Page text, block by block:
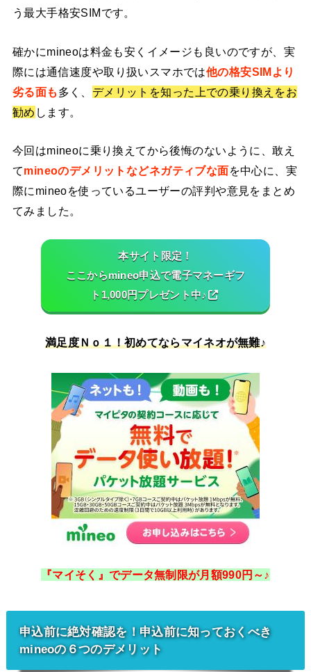
う最大手格安SIMです。
確かにmineoは料金も安くイメージも良いのですが、実
際には通信速度や取り扱いスマホでは他の格安SIMより
劣る面も 多く、 デメリットを知った上での乗り換えをお
勧め します。
今回はmineoに乗り換えてから後悔のないように、敢え
てmineoのデメリットなどネガティブな面を中心に、実
際にmineoを使っているユーザーの評判や意見をまとめ
てみました。
本サイト限定！
ここからmineo申込で電子マネーギフ
ト1,000円プレゼント中♪
満足度Ｎｏ１！初めてならマイネオが無難♪
『マイそく』でデータ無制限が月額990円～♪
申込前に絶対確認を！申込前に知っておくべき
mineoの６つのデメリット